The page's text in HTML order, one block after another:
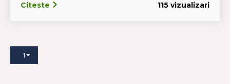
Citeste 115 vizualizari
1